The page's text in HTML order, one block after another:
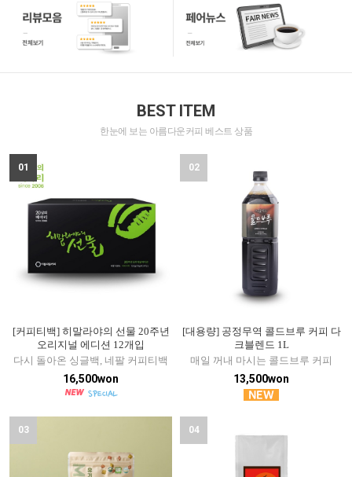
BEST ITEM
한눈에 보는 아름다운커피 베스트 상품
01
[커피티백] 히말라야의 선물 20주년
오리지널 에디션 12개입
다시 돌아온 싱글백, 네팔 커피티백
16,500won
02
[대용량] 공정무역 콜드브루 커피 다
크블렌드 1L
매일 꺼내 마시는 콜드브루 커피
13,500won
03 04